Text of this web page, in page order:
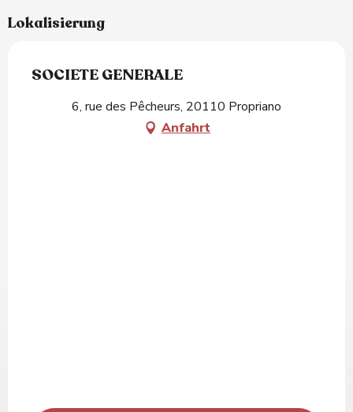
Lokalisierung
SOCIETE GENERALE
6, rue des Pêcheurs, 20110 Propriano
Anfahrt